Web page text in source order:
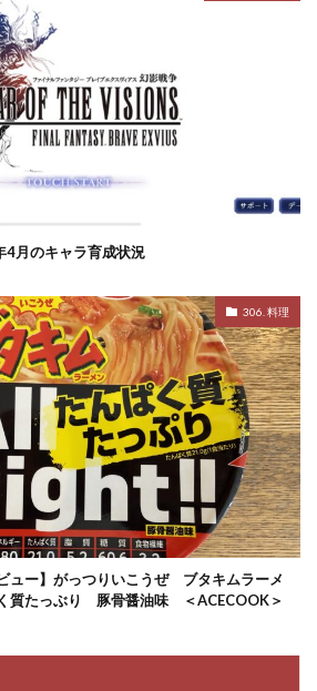
4月のキャラ育成状況
306. 料理
ュー】がっつりいこうぜ ブタキムラーメ
たっぶり 豚骨醤油味 ＜ACECOOK＞